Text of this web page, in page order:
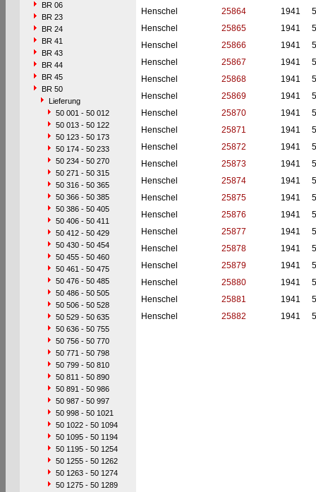
BR 06
BR 23
BR 24
BR 41
BR 43
BR 44
BR 45
BR 50
Lieferung
50 001 - 50 012
50 013 - 50 122
50 123 - 50 173
50 174 - 50 233
50 234 - 50 270
50 271 - 50 315
50 316 - 50 365
50 366 - 50 385
50 386 - 50 405
50 406 - 50 411
50 412 - 50 429
50 430 - 50 454
50 455 - 50 460
50 461 - 50 475
50 476 - 50 485
50 486 - 50 505
50 506 - 50 528
50 529 - 50 635
50 636 - 50 755
50 756 - 50 770
50 771 - 50 798
50 799 - 50 810
50 811 - 50 890
50 891 - 50 986
50 987 - 50 997
50 998 - 50 1021
50 1022 - 50 1094
50 1095 - 50 1194
50 1195 - 50 1254
50 1255 - 50 1262
50 1263 - 50 1274
50 1275 - 50 1289
Henschel
25864 1941
Henschel
25865 1941
Henschel
25866 1941
Henschel
25867 1941
Henschel
25868 1941
Henschel
25869 1941
Henschel
25870 1941
Henschel
25871 1941
Henschel
25872 1941
Henschel
25873 1941
Henschel
25874 1941
Henschel
25875 1941
Henschel
25876 1941
Henschel
25877 1941
Henschel
25878 1941
Henschel
25879 1941
Henschel
25880 1941
Henschel
25881 1941
Henschel
25882 1941